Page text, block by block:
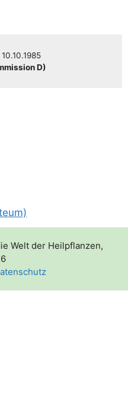
10.10.1985
D)
Welt der Heilpflanzen,